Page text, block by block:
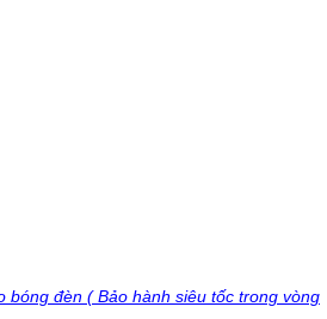
bóng đèn ( Bảo hành siêu tốc trong vòng